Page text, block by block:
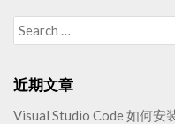
Search
for:
近期文章
Visual Studio Code 如何安